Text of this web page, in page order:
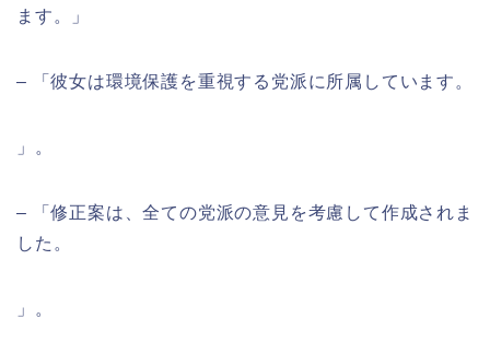
ます。」
– 「彼女は環境保護を重視する党派に所属しています。
」。
– 「修正案は、全ての党派の意見を考慮して作成されま
した。
」。